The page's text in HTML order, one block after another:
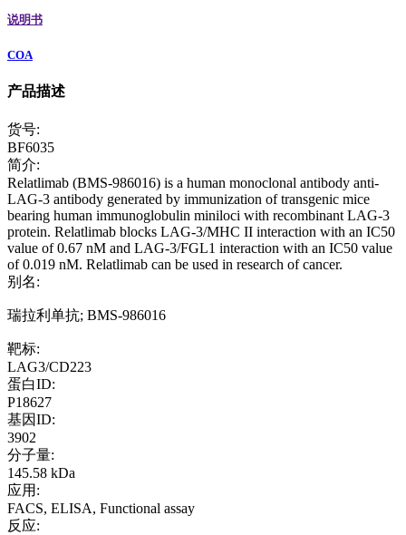
说明书
COA
产品描述
货号:
BF6035
简介:
Relatlimab (BMS-986016) is a human monoclonal antibody anti-
LAG-3 antibody generated by immunization of transgenic mice
bearing human immunoglobulin miniloci with recombinant LAG-3
protein. Relatlimab blocks LAG-3/MHC II interaction with an IC50
value of 0.67 nM and LAG-3/FGL1 interaction with an IC50 value
of 0.019 nM. Relatlimab can be used in research of cancer.
别名:
瑞拉利单抗; BMS-986016
靶标:
LAG3/CD223
蛋白ID:
P18627
基因ID:
3902
分子量:
145.58 kDa
应用:
FACS, ELISA, Functional assay
反应: